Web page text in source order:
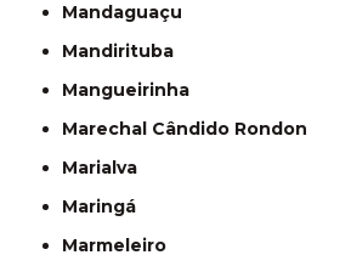
Mandaguaçu
Mandirituba
Mangueirinha
Marechal Cândido Rondon
Marialva
Maringá
Marmeleiro